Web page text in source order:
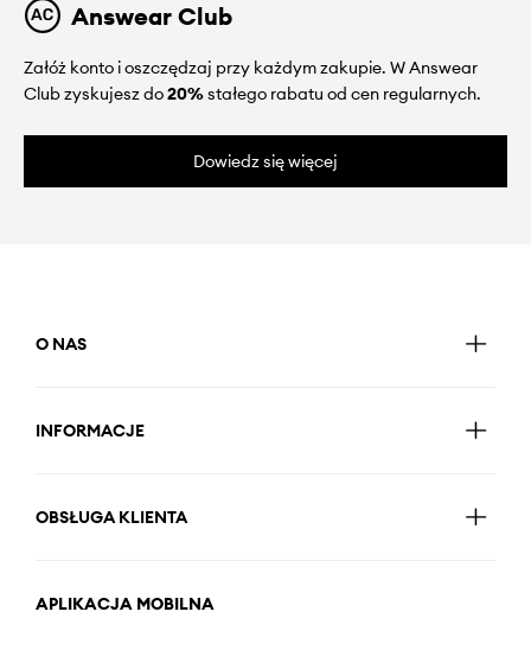
Answear Club
Załóż konto i oszczędzaj przy każdym zakupie. W Answear
Club zyskujesz do20%stałego rabatu od cen regularnych.
Dowiedz się więcej
O NAS
INFORMACJE
OBSŁUGA KLIENTA
APLIKACJA MOBILNA